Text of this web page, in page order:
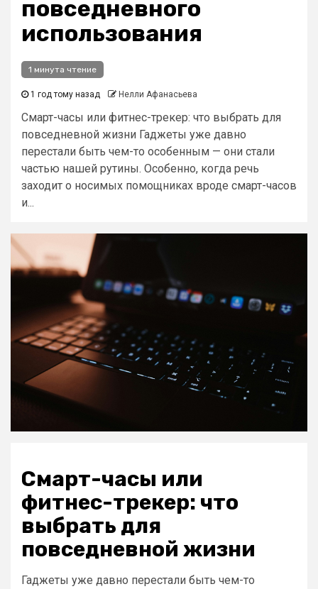
повседневного
использования
1 минута чтение
1 год тому назад Нелли Афанасьева
Смарт-часы или фитнес-трекер: что выбрать для
повседневной жизни Гаджеты уже давно
перестали быть чем-то особенным — они стали
частью нашей рутины. Особенно, когда речь
заходит о носимых помощниках вроде смарт-часов
и...
Смарт-часы или
фитнес-трекер: что
выбрать для
повседневной жизни
Гаджеты уже давно перестали быть чем-то